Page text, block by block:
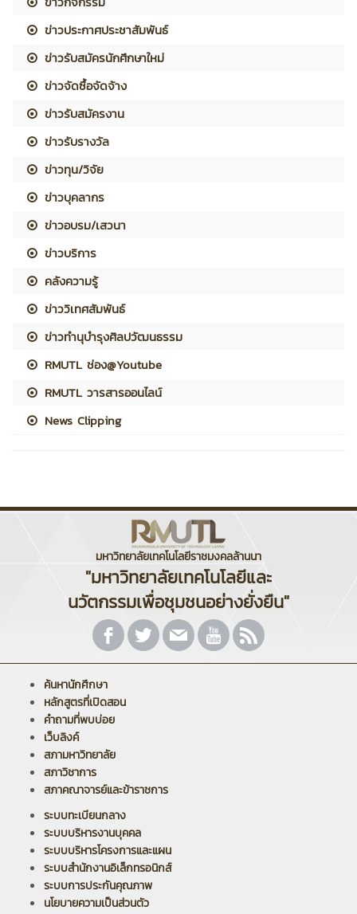
ข่าวประกาศประชาสัมพันธ์
ข่าวรับสมัครนักศึกษาใหม่
ข่าวจัดซื้อจัดจ้าง
ข่าวรับสมัครงาน
ข่าวรับรางวัล
ข่าวทุน/วิจัย
ข่าวบุคลากร
ข่าวอบรม/เสวนา
ข่าวบริการ
คลังความรู้
ข่าววิเทศสัมพันธ์
ข่าวทำนุบำรุงศิลปวัฒนธรรม
RMUTL ช่อง@Youtube
RMUTL วารสารออนไลน์
News Clipping
มหาวิทยาลัยเทคโนโลยีราชมงคลล้านนา
"มหาวิทยาลัยเทคโนโลยีและ
นวัตกรรมเพื่อชุมชนอย่างยั่งยืน"
ค้นหานักศึกษา
หลักสูตรที่เปิดสอน
คำถามที่พบบ่อย
เว็บลิงค์
สภามหาวิทยาลัย
สภาวิชาการ
สภาคณาจารย์และข้าราชการ
ระบบทะเบียนกลาง
ระบบบริหารงานบุคคล
ระบบบริหารโครงการและแผน
ระบบสำนักงานอิเล็กทรอนิกส์
ระบบการประกันคุณภาพ
นโยบายความเป็นส่วนตัว